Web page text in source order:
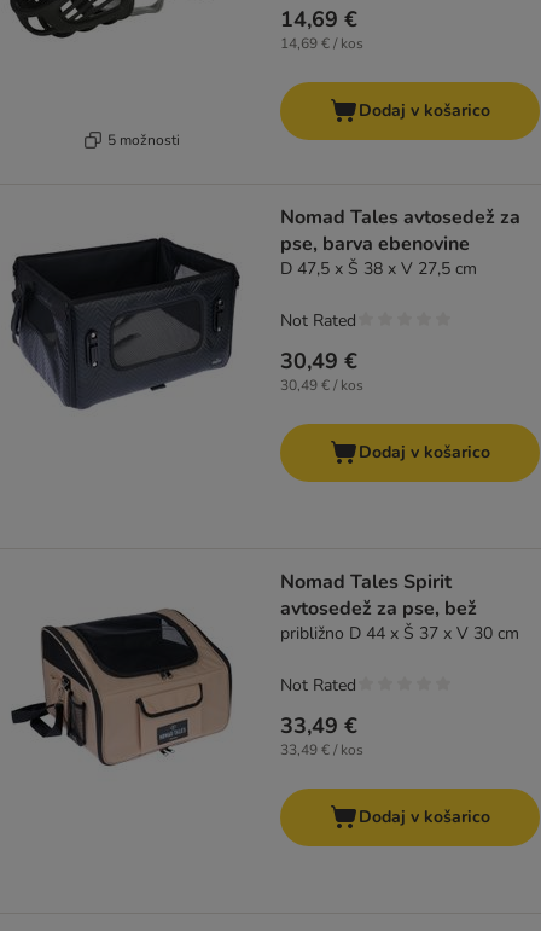
5 možnosti
14,69 €
14,69 € / kos
Dodaj v košarico
Nomad Tales avtosedež za
pse, barva ebenovine
D 47,5 x Š 38 x V 27,5 cm
30,49 €
30,49 € / kos
Not Rated
Dodaj v košarico
Nomad Tales Spirit
avtosedež za pse, bež
približno D 44 x Š 37 x V 30 cm
33,49 €
33,49 € / kos
Not Rated
Dodaj v košarico